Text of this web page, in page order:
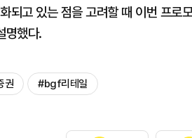
되고 있는 점을 고려할 때 이번 프로
명했다.
권 #bgf리테일